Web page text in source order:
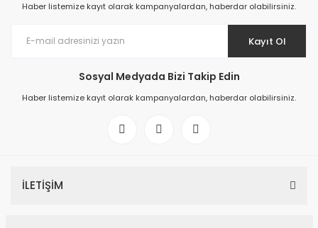
Haber listemize kayıt olarak kampanyalardan, haberdar olabilirsiniz.
Kayıt Ol
Sosyal Medyada Bizi Takip Edin
Haber listemize kayıt olarak kampanyalardan, haberdar olabilirsiniz.
İLETİŞİM